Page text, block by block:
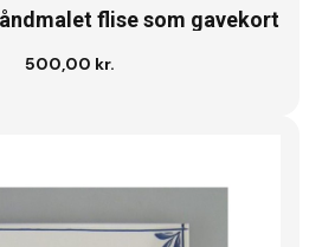
flise som gavekort
500,00 kr.
Læg i kurv